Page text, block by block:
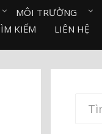
MÔI TRƯỜNG⠀
KIẾM LIÊN HỆ
Tìm